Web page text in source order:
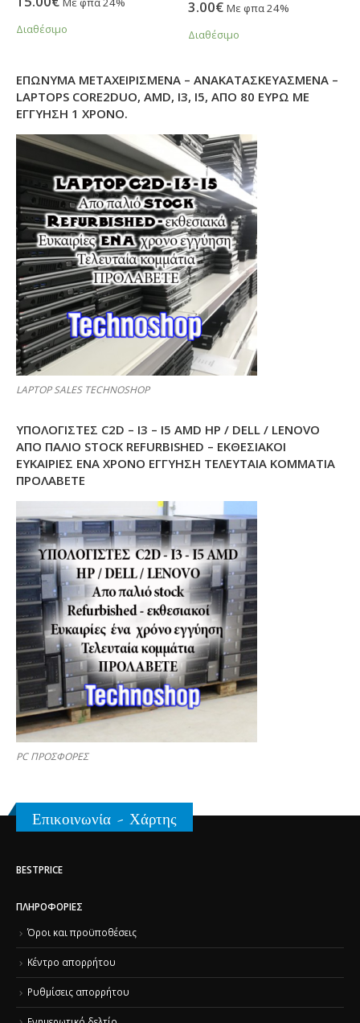
Διαθέσιμο
0out of 5
3.00€ Με φπα 24%
Διαθέσιμο
ΕΠΏΝΥΜΑ ΜΕΤΑΧΕΙΡΙΣΜΈΝΑ – ΑΝΑΚΑΤΑΣΚΕΥΑΣΜΈΝΑ –
LAPTOPS CORE2DUO, AMD, I3, I5, ΑΠΌ 80 ΕΥΡΏ ΜΕ
ΕΓΓΎΗΣΗ 1 ΧΡΌΝΟ.
LAPTOP SALES TECHNOSHOP
ΥΠΟΛΟΓΙΣΤΕΣ C2D – I3 – I5 AMD HP / DELL / LENOVO
ΑΠΟ ΠΑΛΙΌ STOCK REFURBISHED – ΕΚΘΕΣΙΑΚΟΊ
ΕΥΚΑΙΡΊΕΣ ΈΝΑ ΧΡΌΝΟ ΕΓΓΎΗΣΗ ΤΕΛΕΥΤΑΊΑ ΚΟΜΜΆΤΙΑ
ΠΡΟΛΑΒΕΤΕ
PC ΠΡΟΣΦΟΡΕΣ
Επικοινωνία - Χάρτης
BESTPRICE
ΠΛΗΡΟΦΟΡΊΕΣ
Όροι και προϋποθέσεις
Κέντρο απορρήτου
Ρυθμίσεις απορρήτου